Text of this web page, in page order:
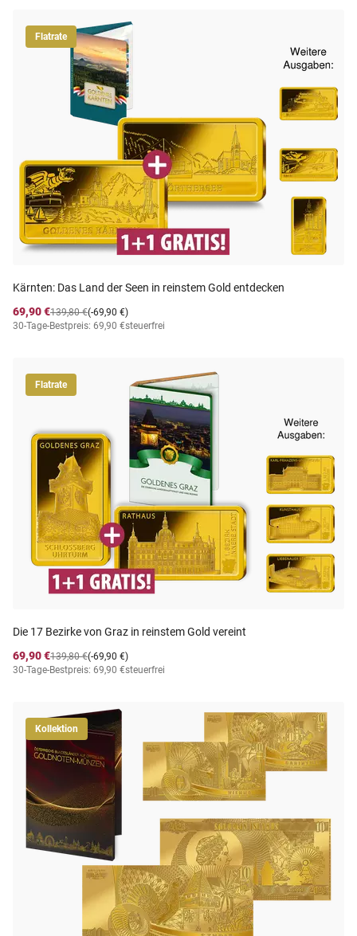
Flatrate
Kärnten: Das Land der Seen in reinstem Gold entdecken
69,90 €
(-69,90 €)
139,80 €
30-Tage-Bestpreis: 69,90 €steuerfrei
Flatrate
Die 17 Bezirke von Graz in reinstem Gold vereint
69,90 €
(-69,90 €)
139,80 €
30-Tage-Bestpreis: 69,90 €steuerfrei
Kollektion